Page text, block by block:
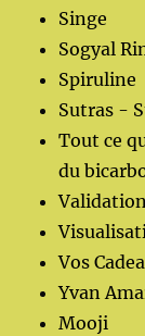
Singe
Sogyal
Spiruline
Sutras -
Tout ce
du
Vos
Yvan
Mooji